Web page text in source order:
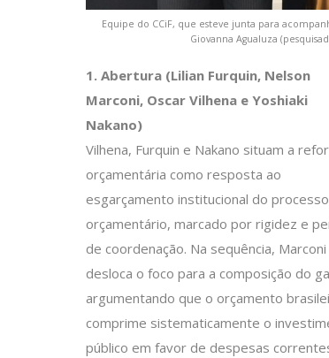
Equipe do CCiF, que esteve junta para
Giovanna Agualuza
1. Abertura (Lilian Furquin, Nelson
Marconi, Oscar Vilhena e Yoshiaki
Nakano)
Vilhena, Furquin e Nakano situam a
orçamentária como resposta ao
esgarçamento institucional do processo
orçamentário, marcado por rigidez e
de coordenação. Na sequência, Marconi
desloca o foco para a composição do
argumentando que o orçamento
comprime sistematicamente o
público em favor de despesas